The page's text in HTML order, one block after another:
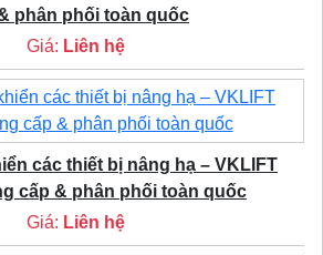
phân phối toàn quốc
Giá: Liên hệ
các thiết bị nâng hạ – VKLIFT
cấp & phân phối toàn quốc
Giá: Liên hệ